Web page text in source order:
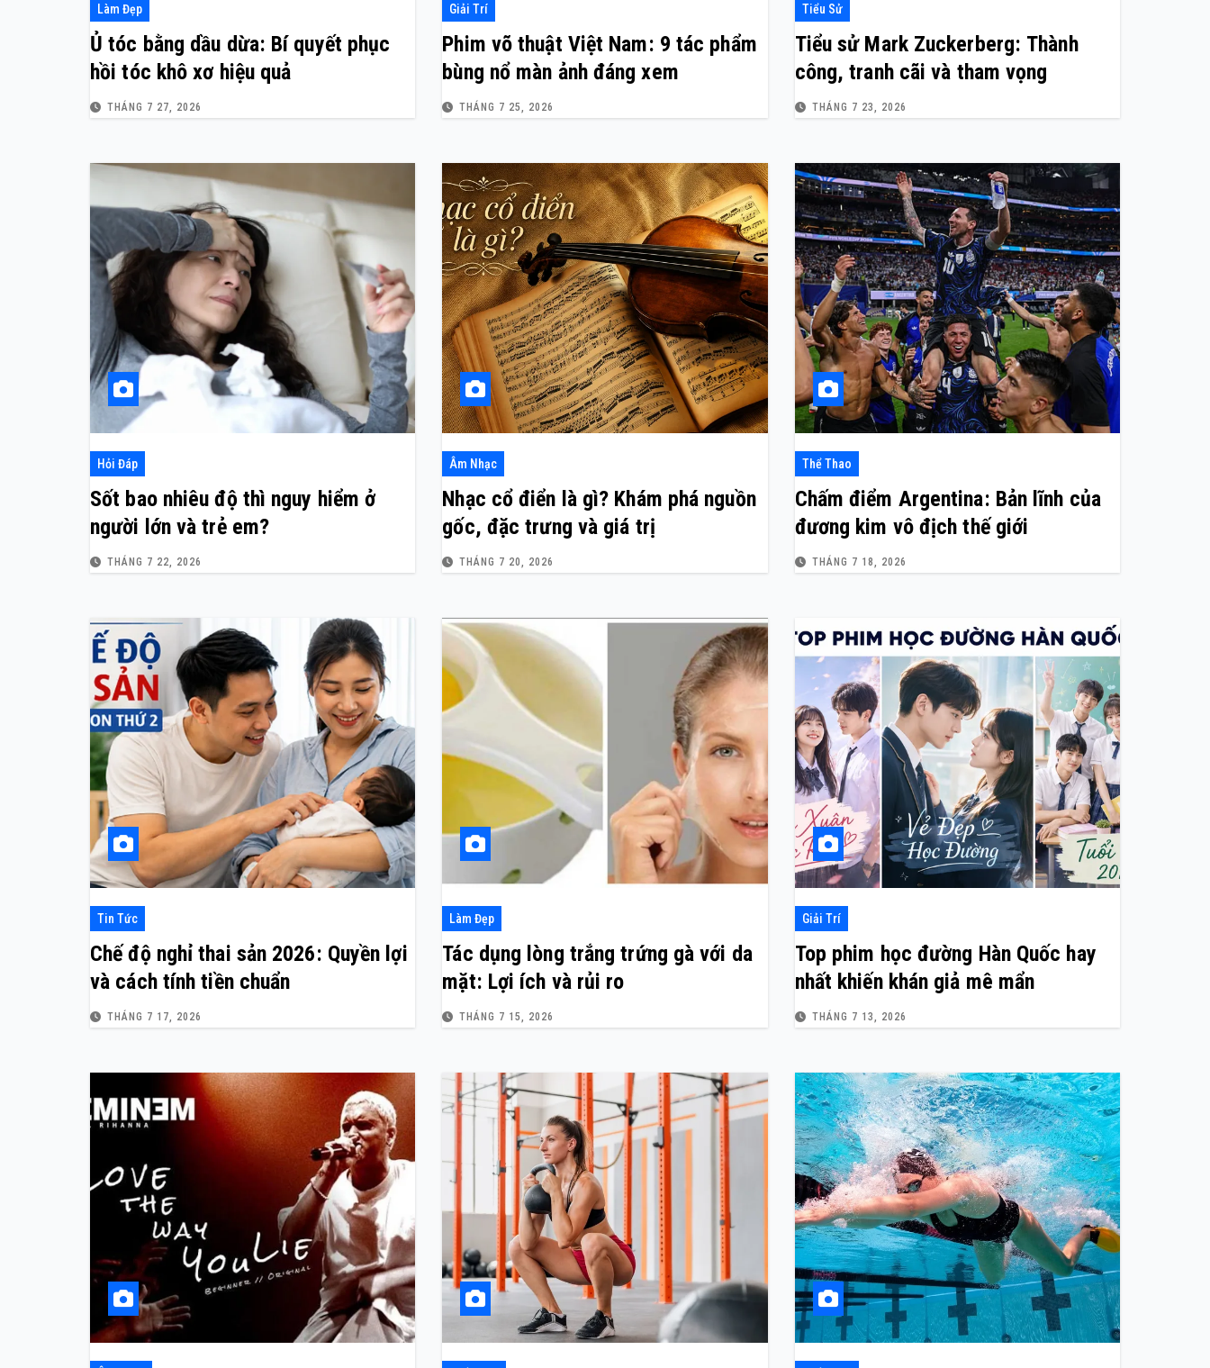
Làm Đẹp
Ủ tóc bằng dầu dừa: Bí quyết phục
hồi tóc khô xơ hiệu quả
THÁNG 7 27, 2026
Giải Trí
Phim võ thuật Việt Nam: 9 tác phẩm
bùng nổ màn ảnh đáng xem
THÁNG 7 25, 2026
Tiểu Sử
Tiểu sử Mark Zuckerberg: Thành
công, tranh cãi và tham vọng
THÁNG 7 23, 2026
Hỏi Đáp
Sốt bao nhiêu độ thì nguy hiểm ở
người lớn và trẻ em?
THÁNG 7 22, 2026
Âm Nhạc
Nhạc cổ điển là gì? Khám phá nguồn
gốc, đặc trưng và giá trị
THÁNG 7 20, 2026
Thể Thao
Chấm điểm Argentina: Bản lĩnh của
đương kim vô địch thế giới
THÁNG 7 18, 2026
Tin Tức
Chế độ nghỉ thai sản 2026: Quyền lợi
và cách tính tiền chuẩn
THÁNG 7 17, 2026
Làm Đẹp
Tác dụng lòng trắng trứng gà với da
mặt: Lợi ích và rủi ro
THÁNG 7 15, 2026
Giải Trí
Top phim học đường Hàn Quốc hay
nhất khiến khán giả mê mẩn
THÁNG 7 13, 2026